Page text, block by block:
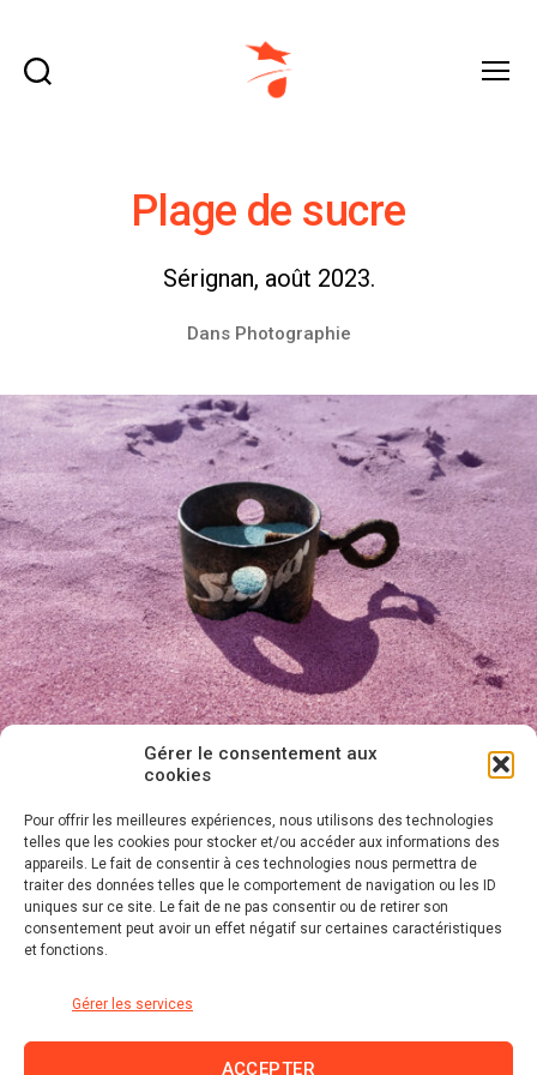
Gérer le consentement aux
cookies
Pour offrir les meilleures expériences, nous utilisons des technologies
telles que les cookies pour stocker et/ou accéder aux informations des
appareils. Le fait de consentir à ces technologies nous permettra de
traiter des données telles que le comportement de navigation ou les ID
uniques sur ce site. Le fait de ne pas consentir ou de retirer son
consentement peut avoir un effet négatif sur certaines caractéristiques
et fonctions.
Gérer les services
ACCEPTER
Plage de sucre
Sérignan, août 2023.
Dans Photographie